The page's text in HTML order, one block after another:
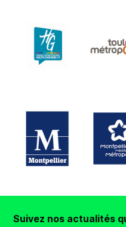
Suivez nos actualités